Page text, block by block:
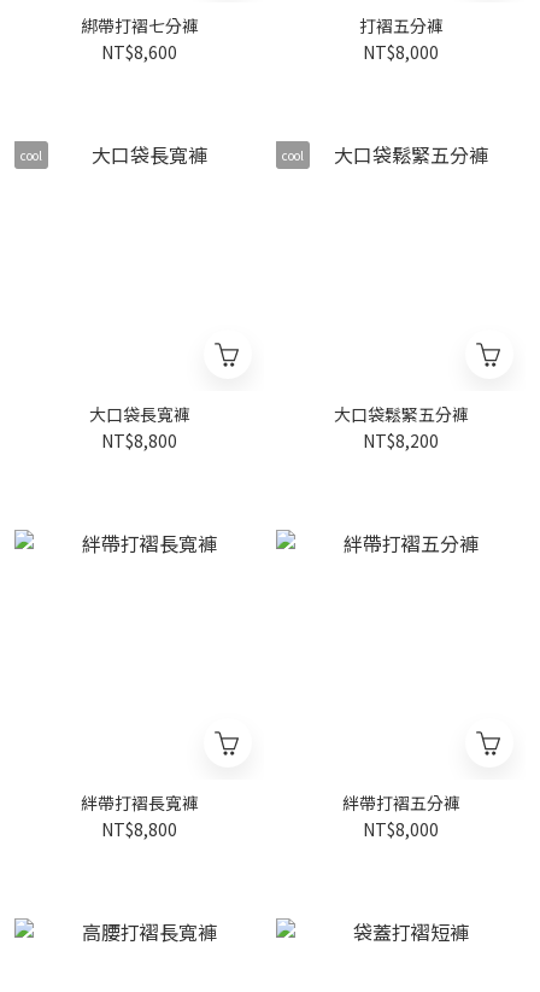
綁帶打褶七分褲
NT$8,600
打褶五分褲
NT$8,000
cool
大口袋長寬褲
NT$8,800
cool
大口袋鬆緊五分褲
NT$8,200
絆帶打褶長寬褲
NT$8,800
絆帶打褶五分褲
NT$8,000